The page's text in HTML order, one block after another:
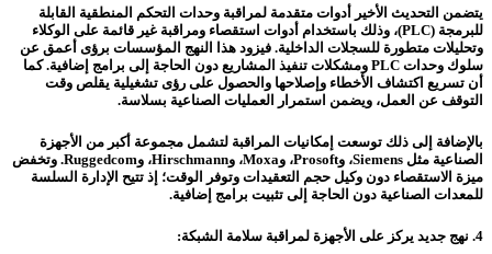
يتضمن التحديث الأخير أدوات متقدمة لمراقبة وحدات التحكم المنطقية القابلة
للبرمجة (PLC)، وذلك باستخدام أدوات استقصاء ومراقبة غير قائمة على الوكلاء
وتحليلات متطورة للسجلات الداخلية. فيزود هذا النهج المؤسسات برؤى أعمق عن
سلوك وحدات PLC ومشكلات تنفيذ المشاريع دون الحاجة إلى برامج إضافية. كما
أن تسريع اكتشاف الأخطاء وإصلاحها والحصول على رؤى تشغيلية يقلص وقت
التوقف عن العمل، ويضمن استمرار العمليات الصناعية بسلاسة.
بالإضافة إلى ذلك توسعت إمكانيات المراقبة لتشمل مجموعة أكبر من الأجهزة
الصناعية مثل Siemens، وProsoft، وMoxa، وHirschmann، وRuggedcom. وتخفض
ميزة الاستقصاء دون وكيل حجم التعقيدات وتوفر الوقت؛ إذ تتيح الإدارة السلسة
للمعدات الصناعية دون الحاجة إلى تثبيت برامج إضافية.
4. نهج جديد يركز على الأجهزة لمراقبة سلامة الشبكة: